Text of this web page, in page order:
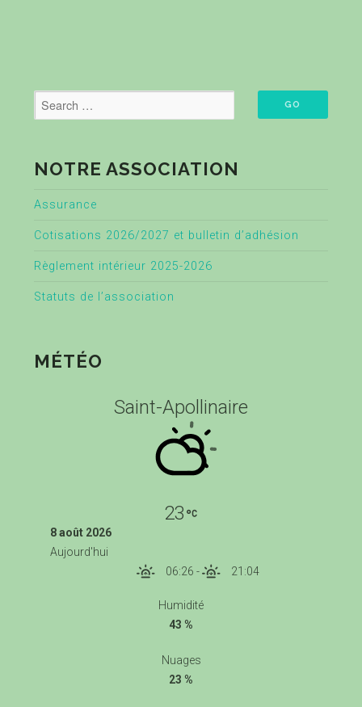
NOTRE ASSOCIATION
Assurance
Cotisations 2026/2027 et bulletin d’adhésion
Règlement intérieur 2025-2026
Statuts de l’association
MÉTÉO
Saint-Apollinaire
23
8 août 2026
Aujourd'hui
06:26 - 21:04
Humidité
43 %
Nuages
23 %